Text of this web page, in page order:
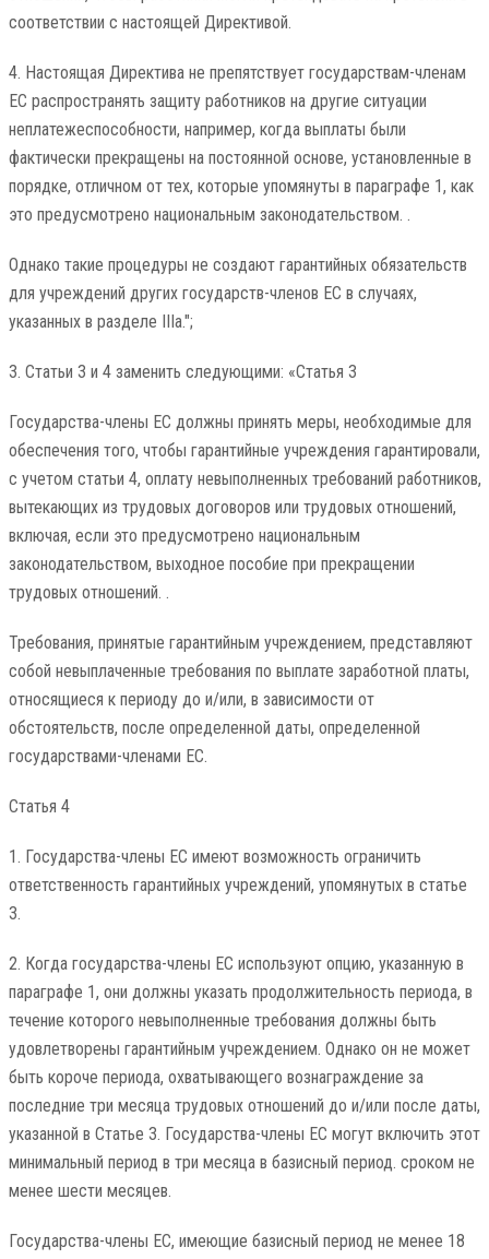
соответствии с настоящей Директивой.
4. Настоящая Директива не препятствует государствам-членам
ЕС распространять защиту работников на другие ситуации
неплатежеспособности, например, когда выплаты были
фактически прекращены на постоянной основе, установленные в
порядке, отличном от тех, которые упомянуты в параграфе 1, как
это предусмотрено национальным законодательством. .
Однако такие процедуры не создают гарантийных обязательств
для учреждений других государств-членов ЕС в случаях,
указанных в разделе IIIa.";
3. Статьи 3 и 4 заменить следующими: «Статья 3
Государства-члены ЕС должны принять меры, необходимые для
обеспечения того, чтобы гарантийные учреждения гарантировали,
с учетом статьи 4, оплату невыполненных требований работников,
вытекающих из трудовых договоров или трудовых отношений,
включая, если это предусмотрено национальным
законодательством, выходное пособие при прекращении
трудовых отношений. .
Требования, принятые гарантийным учреждением, представляют
собой невыплаченные требования по выплате заработной платы,
относящиеся к периоду до и/или, в зависимости от
обстоятельств, после определенной даты, определенной
государствами-членами ЕС.
Статья 4
1. Государства-члены ЕС имеют возможность ограничить
ответственность гарантийных учреждений, упомянутых в статье
3.
2. Когда государства-члены ЕС используют опцию, указанную в
параграфе 1, они должны указать продолжительность периода, в
течение которого невыполненные требования должны быть
удовлетворены гарантийным учреждением. Однако он не может
быть короче периода, охватывающего вознаграждение за
последние три месяца трудовых отношений до и/или после даты,
указанной в Статье 3. Государства-члены ЕС могут включить этот
минимальный период в три месяца в базисный период. сроком не
менее шести месяцев.
Государства-члены ЕС, имеющие базисный период не менее 18